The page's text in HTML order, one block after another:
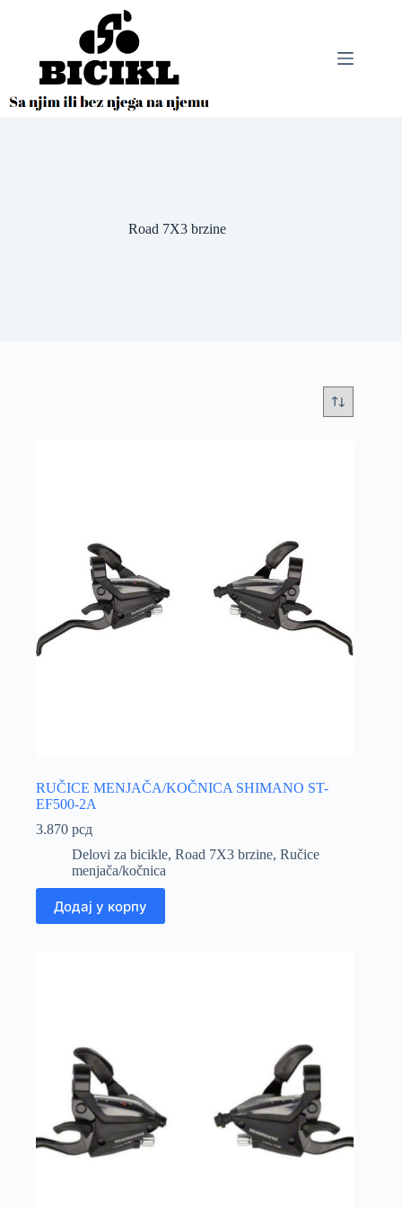
Road 7X3 brzine
RUČICE MENJAČA/KOČNICA SHIMANO ST-
EF500-2A
3.870 рсд
Delovi za bicikle, Road 7X3 brzine, Ručice
menjača/kočnica
Додај у корпу